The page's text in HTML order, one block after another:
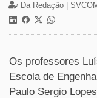
Da Redação |
Os professores
Escola de
Paulo Sergio